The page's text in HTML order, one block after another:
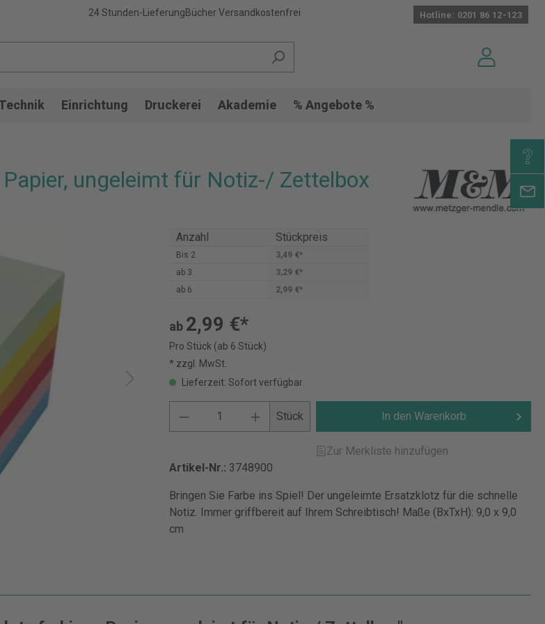
24 Stunden-LieferungBücher Versandkostenfrei Hotline: 0201 86 12-123
Einrichtung Druckerei Akademie % Angebote %
ungeleimt für Notiz-/ Zettelbox
Anzahl Stückpreis
Bis 2
3,49 €*
ab 3
3,29 €*
ab 6 2,99 €*
ab 2,99 €*
Pro Stück (ab 6 Stück)
* zzgl. MwSt.
Lieferzeit: Sofort verfügbar
Stück In den Warenkorb
Zur Merkliste hinzufügen
Artikel-Nr.: 3748900
Bringen Sie Farbe ins Spiel! Der ungeleimte Ersatzklotz für die schnelle
Notiz. Immer griffbereit auf Ihrem Schreibtisch! Maße (BxTxH): 9,0 x 9,0
cm